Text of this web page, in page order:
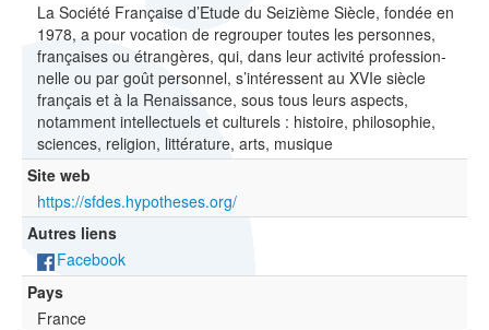
La Société Française d’Etude du Seizième Siècle, fondée en
1978, a pour vocation de regrouper toutes les personnes,
françaises ou étrangères, qui, dans leur activité profession­
nelle ou par goût personnel, s’intéressent au XVIe siècle
français et à la Renaissance, sous tous leurs aspects,
notamment intellectuels et culturels : histoire, philosophie,
sciences, religion, littérature, arts, musique
Site web
https://sfdes.hypotheses.org/
Autres liens
Facebook
Pays
France